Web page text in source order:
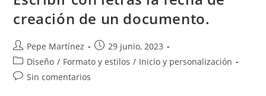
creación de un documento.
Autor
de
la
entrada:
Pepe Martínez
Publicación
de
la
29 junio, 2023
Categoría
de
Diseño / Formato y estilos / Inicio y personalización
Comentarios
Sin comentarios